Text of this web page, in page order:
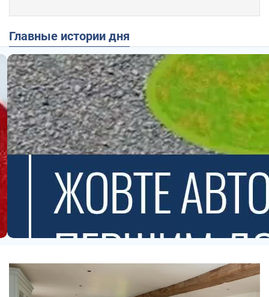
Главные истории дня